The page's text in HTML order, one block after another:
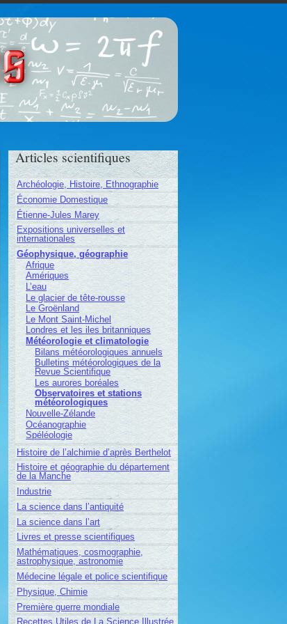
Articles scientifiques
Archéologie, Histoire, Ethnographie
Économie Domestique
Étienne-Jules Marey
Expositions universelles et
internationales
Géophysique, géographie
Afrique
Amériques
L’eau
Le glacier de tête-rousse
Le Groënland
Le Mont Saint-Michel
Londres et les iles britanniques
Météorologie et climatologie
Bilans météorologiques annuels
Bulletins météorologiques de la
Revue Scientifique
Les aurores boréales
Observatoires et stations
météorologiques
Nouvelle-Zélande
Océanographie
Spéléologie
Histoire de l’alchimie d’après Berthelot
Histoire et géographie du département
de la Manche
Industrie
La science dans l’antiquité
La science dans l’art
Livres et presse scientifiques
Mathématiques, cosmographie,
astrophysique, astronomie
Médecine légale et police scientifique
Physique, Chimie
Première guerre mondiale
Recettes Utiles de La Science Illustrée